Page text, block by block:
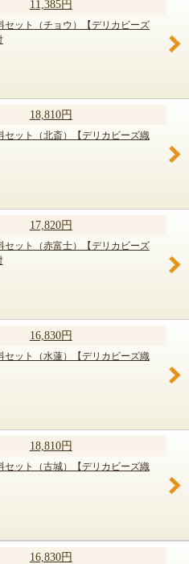
11,385円
セット（チョウ）【デリカビーズ
18,810円
セット（北斎）【デリカビーズ織
17,820円
セット（赤富士）【デリカビーズ
16,830円
セット（水蓮）【デリカビーズ織
18,810円
セット（古城）【デリカビーズ織
16,830円